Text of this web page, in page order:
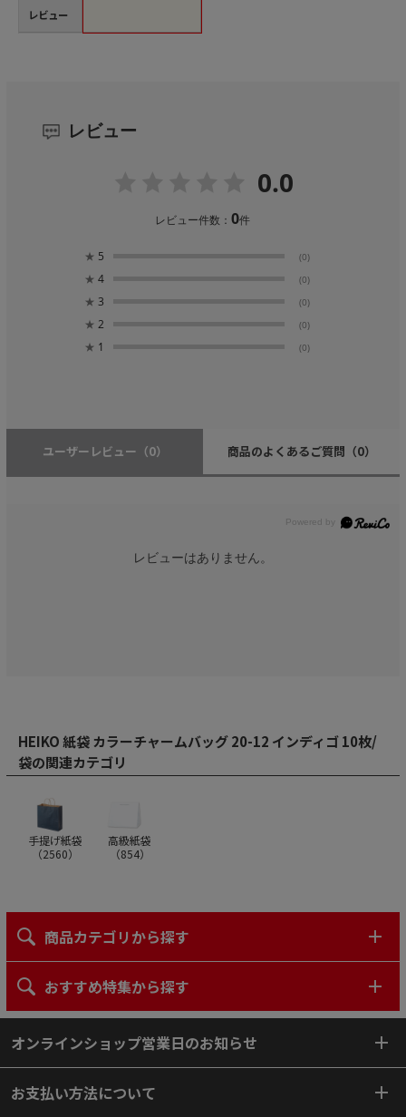
レビュー
レビュー
0.0
レビュー件数：0件
★ 5 (0)
★ 4 (0)
★ 3 (0)
★ 2 (0)
★ 1 (0)
ユーザーレビュー （0） 商品のよくあるご質問 （0）
レビューはありません。
HEIKO 紙袋 カラーチャームバッグ 20-12 インディゴ 10枚/
袋の関連カテゴリ
手提げ紙袋
（2560）
高級紙袋
（854）
商品カテゴリから探す
おすすめ特集から探す
オンラインショップ営業日のお知らせ
お支払い方法について